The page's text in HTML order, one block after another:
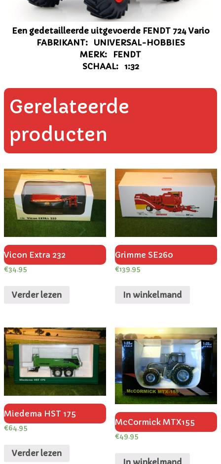
Een gedetailleerde uitgevoerde FENDT 724 Vario
FABRIKANT: UNIVERSAL-HOBBIES
MERK: FENDT
SCHAAL: 1:32
Gerelateerde
producten
Vicon Extra 232
€34.95
Verder lezen
Grimme SE260
€139.95
In winkelmand
Miedema HST 175
€64.95
Verder lezen
McCormick MTX155
€49.95
In winkelmand